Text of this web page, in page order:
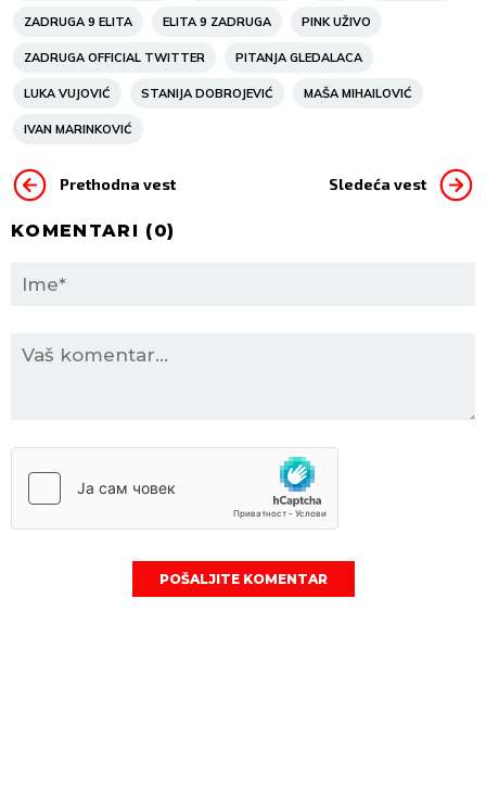
ZADRUGA 9 ELITA ELITA 9 ZADRUGA PINK UŽIVO
ZADRUGA OFFICIAL TWITTER PITANJA GLEDALACA
LUKA VUJOVIĆ STANIJA DOBROJEVIĆ MAŠA MIHAILOVIĆ
IVAN MARINKOVIĆ
Prethodna vest Sledeća vest
KOMENTARI (0)
POŠALJITE KOMENTAR